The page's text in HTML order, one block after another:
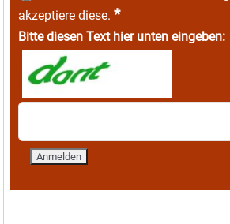
akzeptiere diese. *
Bitte diesen Text hier unten eingeben: